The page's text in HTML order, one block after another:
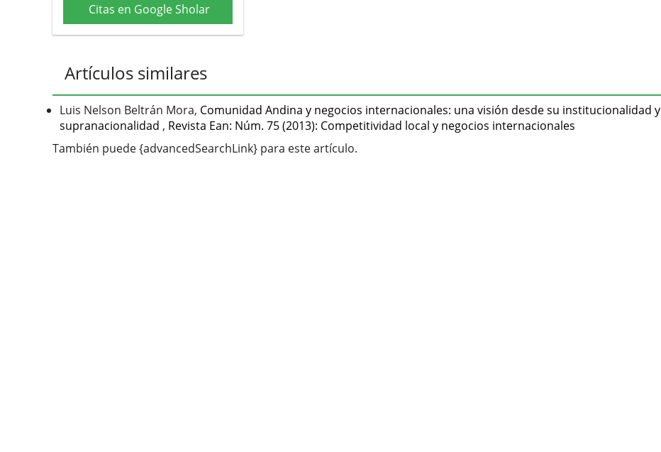
Citas en Google Sholar
Artículos similares
Luis Nelson Beltrán Mora, Comunidad Andina y negocios internacionales: una visión desde su institucionalidad y
supranacionalidad , Revista Ean: Núm. 75 (2013): Competitividad local y negocios internacionales
También puede {advancedSearchLink} para este artículo.